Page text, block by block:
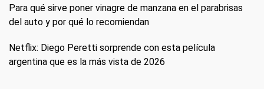
Para qué sirve poner vinagre de manzana en el parabrisas
del auto y por qué lo recomiendan
Netflix: Diego Peretti sorprende con esta película
argentina que es la más vista de 2026